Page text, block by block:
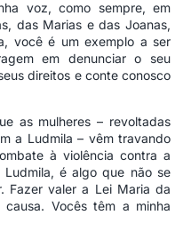
voz, como sempre, em
das Marias e das Joanas,
você é um exemplo a ser
em denunciar o seu
direitos e conte conosco
as mulheres – revoltadas
a Ludmila – vêm travando
à violência contra a
é algo que não se
Fazer valer a Lei Maria da
Vocês têm a minha